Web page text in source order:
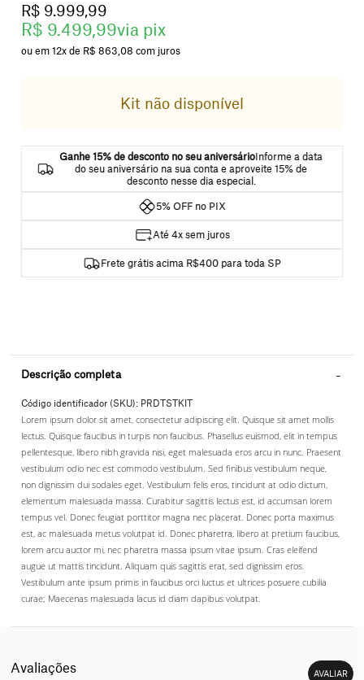
R$ 9.499,99via pix
R$ 9.999,99
12x R$ 863,08com juros
Kit não disponível
Ganhe 15% de desconto no seu aniversárioInforme a data
do seu aniversário na sua conta e aproveite 15% de
desconto nesse dia especial.
5% OFF no PIX
Até 4x sem juros
Frete grátis acima R$400 para toda SP
Descrição completa
Código identificador (SKU): PRDTSTKIT
Lorem ipsum dolor sit amet, consectetur adipiscing elit. Quisque sit amet mollis
lectus. Quisque faucibus in turpis non faucibus. Phasellus euismod, elit in tempus
pellentesque, libero nibh gravida nisi, eget malesuada eros arcu in nunc. Praesent
vestibulum odio nec est commodo vestibulum. Sed finibus vestibulum neque,
non dignissim dui sodales eget. Vestibulum felis eros, tincidunt at odio dictum,
elementum malesuada massa. Curabitur sagittis lectus est, id accumsan lorem
tempus vel. Donec feugiat porttitor magna nec placerat. Donec porta maximus
est, ac malesuada metus volutpat id. Donec pharetra, libero at pretium faucibus,
lorem arcu auctor mi, nec pharetra massa ipsum vitae ipsum. Cras eleifend
augue ut mattis tincidunt. Aliquam quis sagittis erat, sed dignissim eros.
Vestibulum ante ipsum primis in faucibus orci luctus et ultrices posuere cubilia
curae; Maecenas malesuada lacus id diam dapibus volutpat.